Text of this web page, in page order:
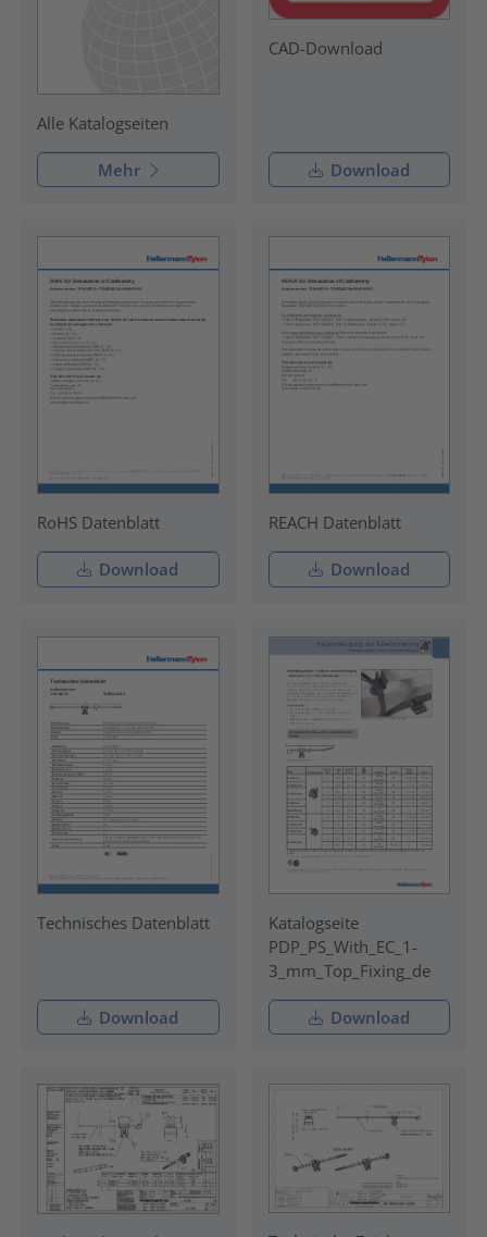
Alle Katalogseiten
Mehr
CAD-Download
Download
RoHS Datenblatt
Download
REACH Datenblatt
Download
Technisches Datenblatt
Download
Katalogseite
PDP_PS_With_EC_1-
3_mm_Top_Fixing_de
Download